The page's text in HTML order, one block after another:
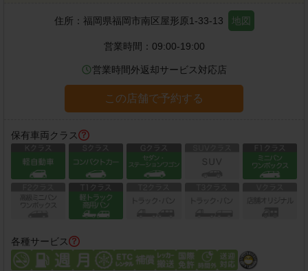
住所： 福岡県福岡市南区屋形原1-33-13 地図
営業時間： 09:00-19:00
営業時間外返却サービス対応店
この店舗で予約する
保有車両クラス
各種サービス